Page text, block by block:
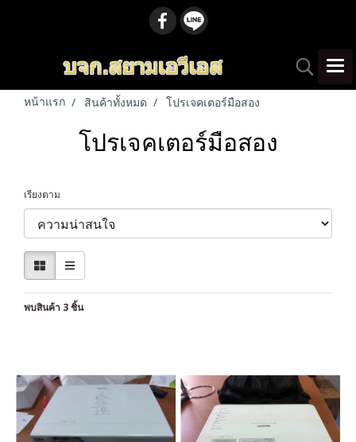
หน้าแรก สินค้าทั้งหมด โปรเจคเตอร์มือสอง
โปรเจคเตอร์มือสอง
เรียงตาม
พบสินค้า 3 ชิ้น